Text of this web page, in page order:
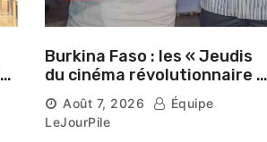
Burkina Faso : les « Jeudis
du cinéma révolutionnaire »
lancés au Mémorial Thomas
Sankara
Août 7, 2026
Équipe
LeJourPile